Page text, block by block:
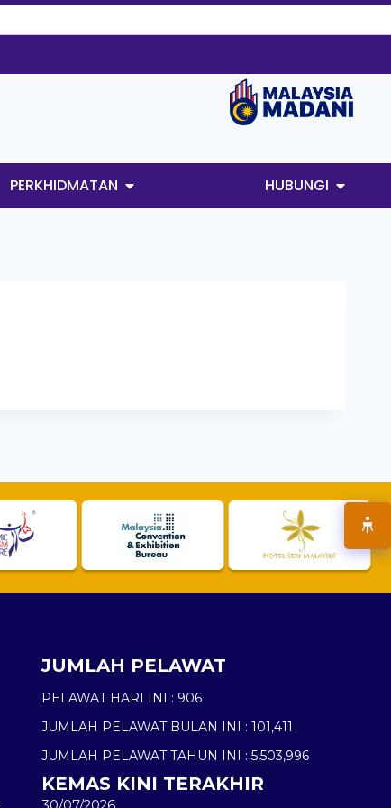
PERKHIDMATAN HUBUNGI
JUMLAH PELAWAT
PELAWAT HARI INI : 906
JUMLAH PELAWAT BULAN INI : 101,411
JUMLAH PELAWAT TAHUN INI : 5,503,996
KEMAS KINI TERAKHIR